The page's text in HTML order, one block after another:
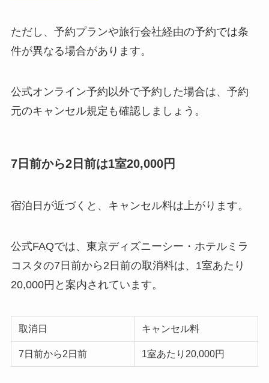
ただし、予約プランや旅行会社経由の予約では条
件が異なる場合があります。
公式オンライン予約以外で予約した場合は、予約
元のキャンセル規定も確認しましょう。
7日前から2日前は1室20,000円
宿泊日が近づくと、キャンセル料は上がります。
公式FAQでは、東京ディズニーシー・ホテルミラ
コスタの7日前から2日前の取消料は、1室あたり
20,000円と案内されています。
取消日 キャンセル料
7日前から2日前 1室あたり20,000円